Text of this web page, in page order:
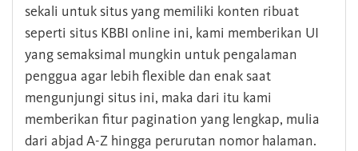
sekali untuk situs yang memiliki konten ribuat
seperti situs KBBI online ini, kami memberikan UI
yang semaksimal mungkin untuk pengalaman
penggua agar lebih flexible dan enak saat
mengunjungi situs ini, maka dari itu kami
memberikan fitur pagination yang lengkap, mulia
dari abjad A-Z hingga perurutan nomor halaman.